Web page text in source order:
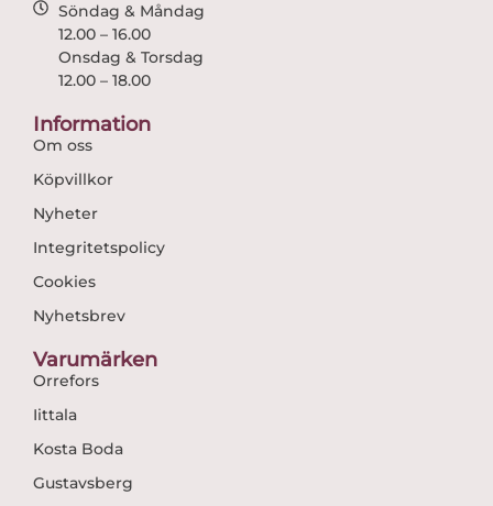
Söndag & Måndag
12.00 – 16.00
Onsdag & Torsdag
12.00 – 18.00
Information
Om oss
Köpvillkor
Nyheter
Integritetspolicy
Cookies
Nyhetsbrev
Varumärken
Orrefors
Iittala
Kosta Boda
Gustavsberg